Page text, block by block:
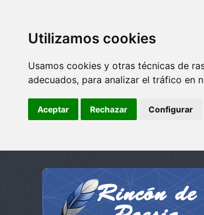
Utilizamos cookies
Usamos cookies y otras técnicas de
adecuados, para analizar el tráfico en
Aceptar Rechazar Configurar